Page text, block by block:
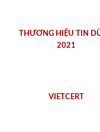
THƯƠNG HIỆU TIN
2021
VIETCERT